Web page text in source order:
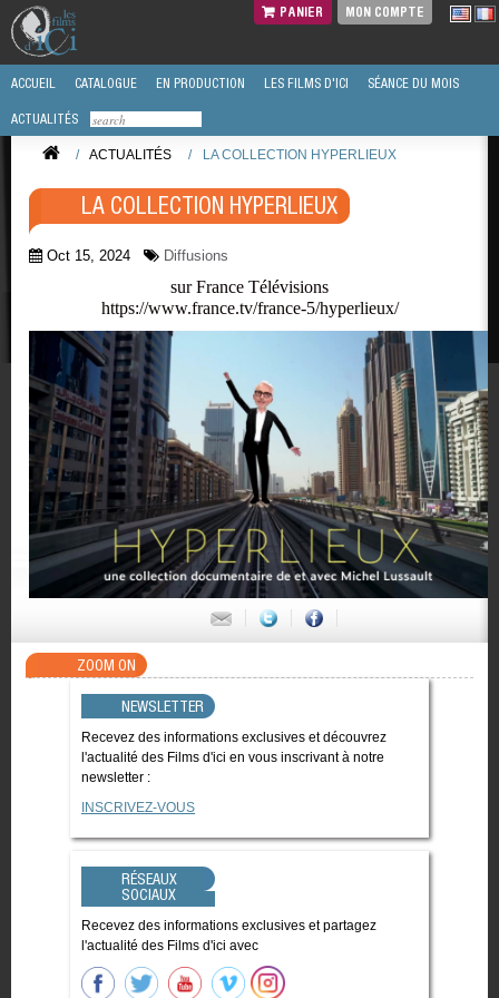
PANIER MON COMPTE
ACCUEIL CATALOGUE EN PRODUCTION LES FILMS D'ICI SÉANCE DU MOIS
ACTUALITÉS
/ ACTUALITÉS / LA COLLECTION HYPERLIEUX
LA COLLECTION HYPERLIEUX
Oct 15, 2024 Diffusions
sur France Télévisions
https://www.france.tv/france-5/hyperlieux/
ZOOM ON
NEWSLETTER
Recevez des informations exclusives et découvrez
l'actualité des Films d'ici en vous inscrivant à notre
newsletter :
INSCRIVEZ-VOUS
RÉSEAUX
SOCIAUX
Recevez des informations exclusives et partagez
l'actualité des Films d'ici avec